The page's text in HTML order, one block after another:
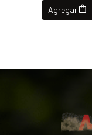
Agregar